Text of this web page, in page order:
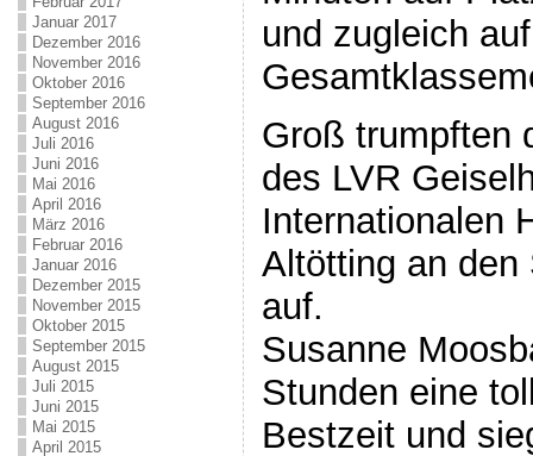
Januar 2017
Dezember 2016
November 2016
Oktober 2016
September 2016
August 2016
Juli 2016
Juni 2016
Mai 2016
April 2016
März 2016
Februar 2016
Januar 2016
Dezember 2015
November 2015
Oktober 2015
September 2015
August 2015
Juli 2015
Juni 2015
Mai 2015
April 2015
und zugleich
Groß trumpften
des LVR
Internationalen
Altötting an den
auf.
Susanne
Stunden eine
Bestzeit und